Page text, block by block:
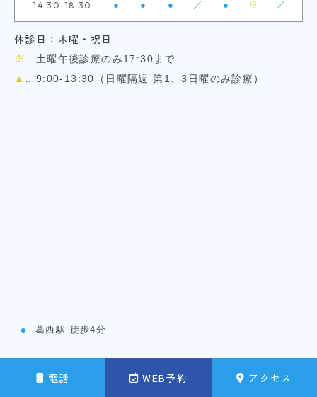
電話 WEB予約 アクセス
14:30-18:30 ● ● ● ／ ● ※ ／
休診日：木曜・祝日
※
…土曜午後診療のみ17:30まで
▲
…9:00-13:30（日曜隔週 第1、3日曜のみ診療）
葛西駅 徒歩4分
GOOGLE MAP